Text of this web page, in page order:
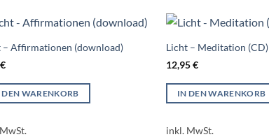
– Affirmationen (download)
€
DEN WARENKORB
Licht – Meditation (CD)
12,95€
IN DEN WARENKORB
inkl. MwSt.